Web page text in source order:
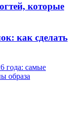
которые
как сделать
года: самые
образа